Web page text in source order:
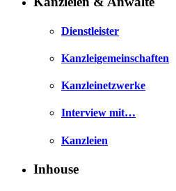
Dienstleister
Kanzleigemeinschaften
Kanzleinetzwerke
Interview mit…
Kanzleien
Inhouse